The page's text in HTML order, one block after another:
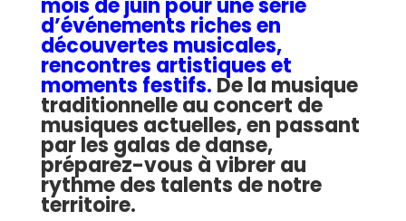
mois de juin pour une série
d’événements riches en
découvertes musicales,
rencontres artistiques et
moments festifs. De la musique
traditionnelle au concert de
musiques actuelles, en passant
par les galas de danse,
préparez-vous à vibrer au
rythme des talents de notre
territoire.